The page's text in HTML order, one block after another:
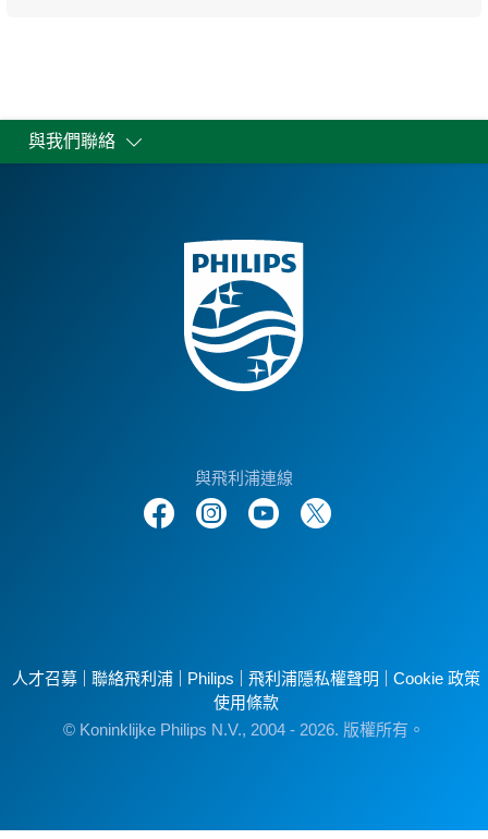
與我們聯絡
與飛利浦連線
人才召募 聯絡飛利浦 Philips 飛利浦隱私權聲明
Cookie 政策
使用條款
© Koninklijke Philips N.V., 2004 - 2026. 版權所有。